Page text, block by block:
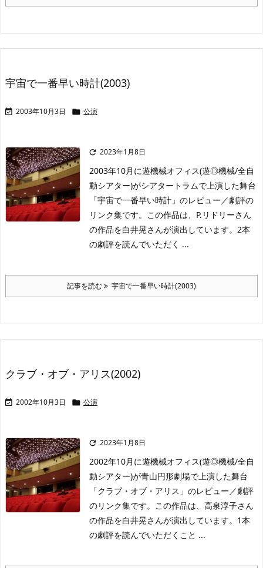
宇宙で一番早い時計(2003)
 2003年10月3日  公演
 2023年1月8日
2003年10月に遊機械オフィス(遊◎機械/全自
動シアター)がシアタートラムで上演した舞台
「宇宙で一番早い時計」のレビュー／劇評の
リンク集です。この作品は、P.リドリーさん
の作品を白井晃さんが演出しています。2本
の劇評を読んでいただく ...
記事を読む 宇宙で一番早い時計(2003)
クラブ・オブ・アリス(2002)
 2002年10月3日  公演
 2023年1月8日
2002年10月に遊機械オフィス(遊◎機械/全自
動シアター)が青山円形劇場で上演した舞台
「クラブ・オブ・アリス」のレビュー／劇評
のリンク集です。この作品は、高泉淳子さん
の作品を白井晃さんが演出しています。1本
の劇評を読んでいただくこと ...